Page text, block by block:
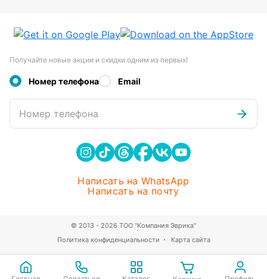
Получайте новые акции и скидки одним из первых!
Номер телефона Email
Номер телефона
Написать на WhatsApp
Написать на почту
Политика конфиденциальности Карта сайта
© 2013 - 2026 ТОО "Компания Эврика"